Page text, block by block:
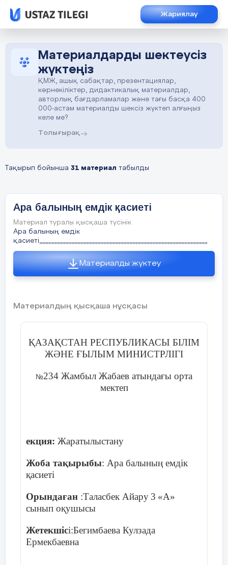
Жариялау
Материалдарды шектеусіз
жүктеңіз
ҚМЖ, ашық сабақтар, презентациялар,
көрнекіліктер, дидактикалық материалдар,
авторлық бағдарламалар және тағы басқа 400
000-астам материалды шексіз жүктеп алғыңыз
келе ме?
Толығырақ
Тақырып бойынша 31 материал табылды
Ара балының емдік қасиеті
Материал туралы қысқаша түсінік
Ара балының емдік
қасиеті,,,,,,,,,,,,,,,,,,,,,,,,,,,,,,,,,,,,,,,,,,,,,,,,,,,,,,,,,,,,,,,,,,,,,,,,,,,,,,,,,,,,,,,,,,,,,,,,,,,,,,,,,,,,,,
Материалды жүктеу
Материалдың қысқаша нұсқасы
ҚАЗАҚСТАН РЕСПУБЛИКАСЫ БІЛІМ
ЖӘНЕ ҒЫЛЫМ МИНИСТРЛІГІ
№234 Жамбыл Жабаев атындағы орта
мектеп
екция: Жаратылыстану
Жоба тақырыбы: Ара балының емдік
қасиеті
Орындаған :Таласбек Айару 3 «А»
сынып оқушысы
Жетекшісі:Бегимбаева Кулзада
Ермекбаевна